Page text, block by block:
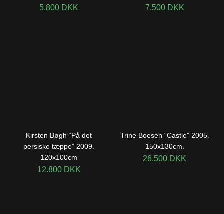
5.800 DKK 7.500 DKK
Kirsten Bøgh “På det
persiske tæppe” 2009.
120x100cm
12.800 DKK
Trine Boesen “Castle” 2005.
150x130cm.
26.500 DKK